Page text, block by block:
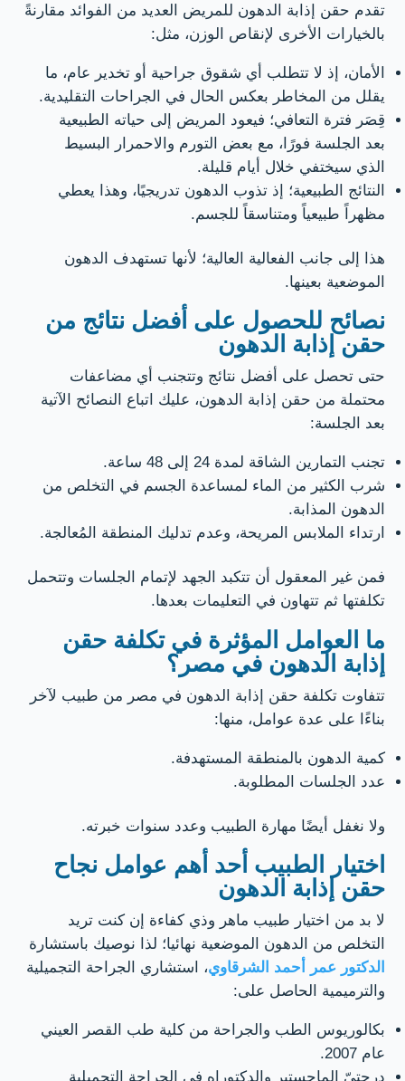
تقدم حقن إذابة الدهون للمريض العديد من الفوائد مقارنةً
بالخيارات الأخرى لإنقاص الوزن، مثل:
الأمان، إذ لا تتطلب أي شقوق جراحية أو تخدير عام، ما
يقلل من المخاطر بعكس الحال في الجراحات التقليدية.
قِصَر فترة التعافي؛ فيعود المريض إلى حياته الطبيعية
بعد الجلسة فورًا، مع بعض التورم والاحمرار البسيط
الذي سيختفي خلال أيام قليلة.
النتائج الطبيعية؛ إذ تذوب الدهون تدريجيًا، وهذا يعطي
مظهراً طبيعياً ومتناسقاً للجسم.
هذا إلى جانب الفعالية العالية؛ لأنها تستهدف الدهون
الموضعية بعينها.
نصائح للحصول على أفضل نتائج من
حقن إذابة الدهون
حتى تحصل على أفضل نتائج وتتجنب أي مضاعفات
محتملة من حقن إذابة الدهون، عليك اتباع النصائح الآتية
بعد الجلسة:
تجنب التمارين الشاقة لمدة 24 إلى 48 ساعة.
شرب الكثير من الماء لمساعدة الجسم في التخلص من
الدهون المذابة.
ارتداء الملابس المريحة، وعدم تدليك المنطقة المُعالجة.
فمن غير المعقول أن تتكبد الجهد لإتمام الجلسات وتتحمل
تكلفتها ثم تتهاون في التعليمات بعدها.
ما العوامل المؤثرة في تكلفة حقن
إذابة الدهون في مصر؟
تتفاوت تكلفة حقن إذابة الدهون في مصر من طبيب لآخر
بناءًا على عدة عوامل، منها:
كمية الدهون بالمنطقة المستهدفة.
عدد الجلسات المطلوبة.
ولا نغفل أيضًا مهارة الطبيب وعدد سنوات خبرته.
اختيار الطبيب أحد أهم عوامل نجاح
حقن إذابة الدهون
لا بد من اختيار طبيب ماهر وذي كفاءة إن كنت تريد
التخلص من الدهون الموضعية نهائيا؛ لذا نوصيك باستشارة
الدكتور عمر أحمد الشرقاوي، استشاري الجراحة التجميلية
والترميمية الحاصل على:
بكالوريوس الطب والجراحة من كلية طب القصر العيني
عام 2007.
درجتيّ الماجستير والدكتوراه في الجراحة التجميلية